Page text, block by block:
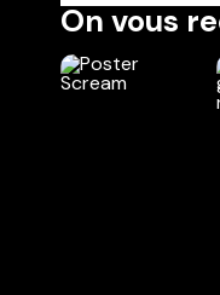
On vous